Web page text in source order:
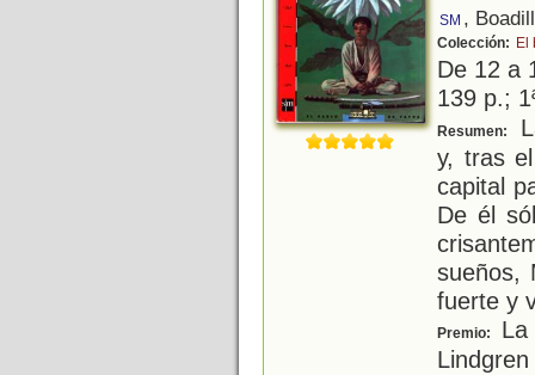
SM ,
Colección: El
De 12 a
139 p.;
Resumen:
y, tras
capital
De él
sueños,
fuerte y
Premio:
La